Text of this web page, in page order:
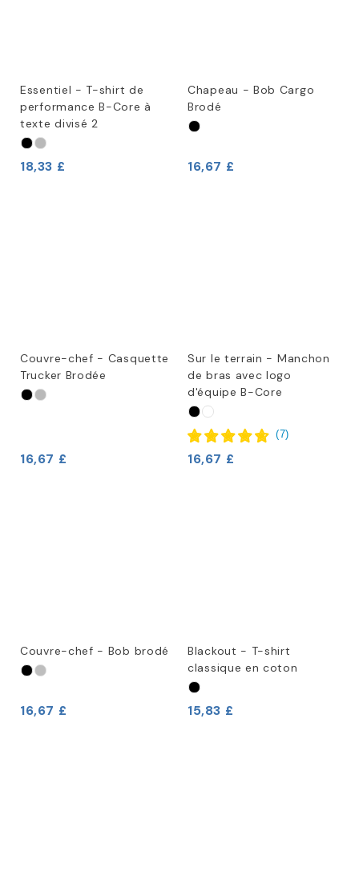
Essentiel - T-shirt de
performance B-Core à
texte divisé 2
18,33 £
Chapeau - Bob Cargo
Brodé
16,67 £
Couvre-chef - Casquette
Trucker Brodée
16,67 £
Sur le terrain - Manchon
de bras avec logo
d'équipe B-Core
(7)
16,67 £
Couvre-chef - Bob brodé
16,67 £
Blackout - T-shirt
classique en coton
15,83 £